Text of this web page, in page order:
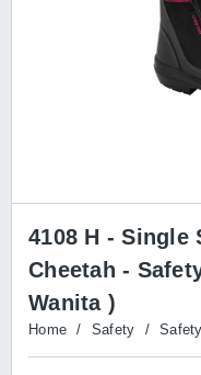
4108 H - Single
Cheetah -
Wanita )
Home / Safety /